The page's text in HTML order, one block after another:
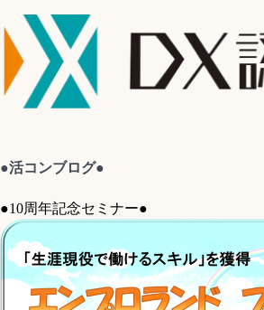
●活コンブログ●
●10周年記念セミナー●